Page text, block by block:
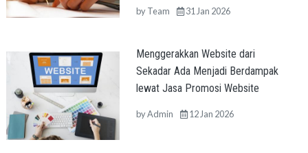
byTeam 31 Jan 2026
Menggerakkan Website dari
Sekadar Ada Menjadi Berdampak
lewat Jasa Promosi Website
byAdmin 12 Jan 2026